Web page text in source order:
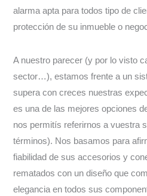
alarma apta para todos tipo de
protección de su inmueble o
A nuestro parecer (y por lo visto
sector…), estamos frente a un
supera con creces nuestras
es una de las mejores opciones
nos permitís referirnos a vuestra
términos). Nos basamos para
fiabilidad de sus accesorios y
rematados con un diseño que
elegancia en todos sus